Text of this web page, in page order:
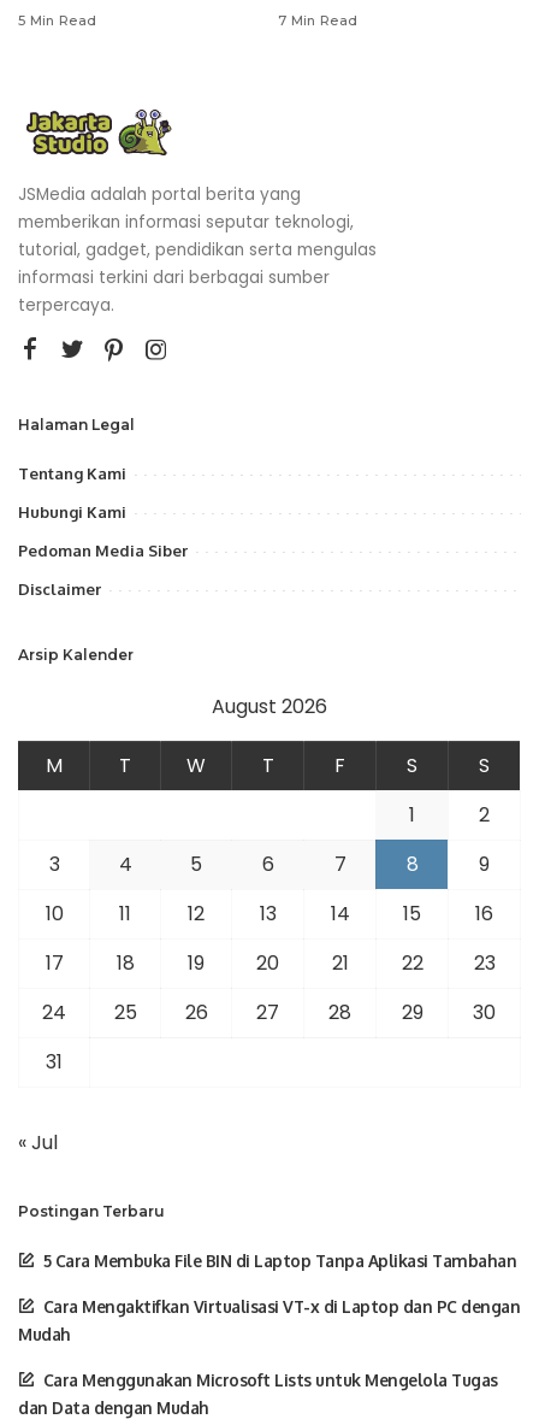
5 Min Read 7 Min Read
JSMedia adalah portal berita yang
memberikan informasi seputar teknologi,
tutorial, gadget, pendidikan serta mengulas
informasi terkini dari berbagai sumber
terpercaya.
Halaman Legal
Tentang Kami
Hubungi Kami
Pedoman Media Siber
Disclaimer
Arsip Kalender
August 2026
M T W T F S
S
1
2
3
4 5 6 7 8
9
10
11 12 13 14 15
16
17
18 19 20 21 22
23
24
25 26 27 28 29
30
31
« Jul
Postingan Terbaru
5 Cara Membuka File BIN di Laptop Tanpa Aplikasi Tambahan
Cara Mengaktifkan Virtualisasi VT-x di Laptop dan PC dengan
Mudah
Cara Menggunakan Microsoft Lists untuk Mengelola Tugas
dan Data dengan Mudah